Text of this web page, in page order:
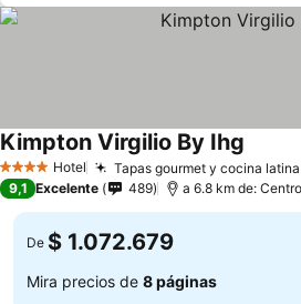
4 EstrellasHotel Tapas gourmet y cocina latina
Kimpton Virgilio By Ihg
9,1 Excelente 489 a 6.8 km de:
De $ 1.072.679
Mira precios de 8 páginas